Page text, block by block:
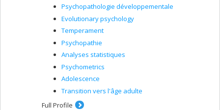
Psychopathologie développementale
Evolutionary psychology
Temperament
Psychopathie
Analyses statistiques
Psychometrics
Adolescence
Transition vers l'âge adulte
Full Profile